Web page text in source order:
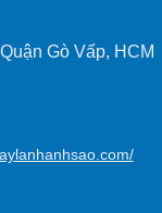
Gò Vấp, HCM